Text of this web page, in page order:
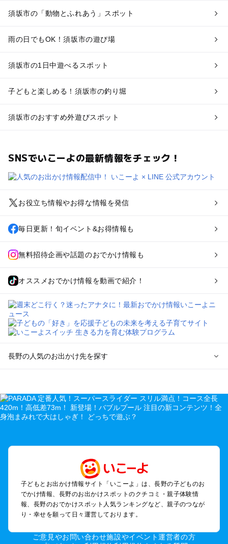
須坂市の「動物とふれあう」スポット
雨の日でもOK！須坂市の遊び場
須坂市の1日中遊べるスポット
子どもと楽しめる！須坂市の釣り堀
須坂市のおすすめ外遊びスポット
SNSでいこーよの最新情報をチェック！
お役立ち情報やお得な情報を発信
毎日更新！旬イベント&お得情報も
無料招待企画や話題のおでかけ情報も
オススメおでかけ情報を動画で紹介！
長野の人気のお出かけ先を探す
を探す
軽井沢・万座・嬬恋・北軽井沢のプールお出かけ
松本・上高地・諏訪・乗鞍・美ヶ原のプールお出かけ
伊那・駒ヶ根・飯田・昼神（伊那路）のプールお出かけ
蓼科・白樺湖・車山・女神湖・姫木平のプールお出かけ
安曇野・大町のプールお出かけ
白馬・小谷のプールお出かけ
八ヶ岳・野辺山・富士見・原村・小海線沿線のプールお出かけ
木曽路・木曽周辺のプールお出かけ
飯山・斑尾・信濃町・黒姫のプールお出かけ
子どもとお出かけ情報サイト「いこーよ」は、長野の子どものお
でかけ情報、長野のお出かけスポットのクチコミ・親子体験情
報、長野のおでかけスポット人気ランキングなど、親子のつなが
り・幸せを願って日々運営しております。
ご意見やお問い合わせ施設やイベント運営者の方